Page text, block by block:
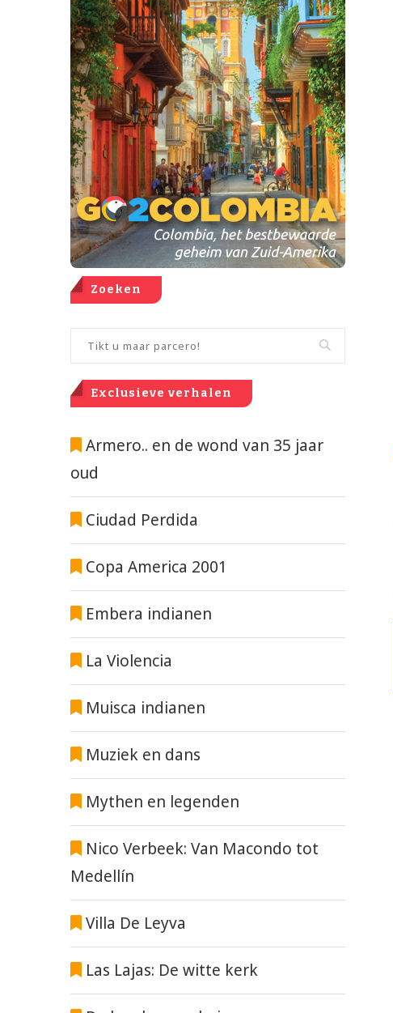
Zoeken
Exclusieve verhalen
Armero.. en de wond van 35 jaar
oud
Ciudad Perdida
Copa America 2001
Embera indianen
La Violencia
Muisca indianen
Muziek en dans
Mythen en legenden
Nico Verbeek: Van Macondo tot
Medellín
Villa De Leyva
Las Lajas: De witte kerk